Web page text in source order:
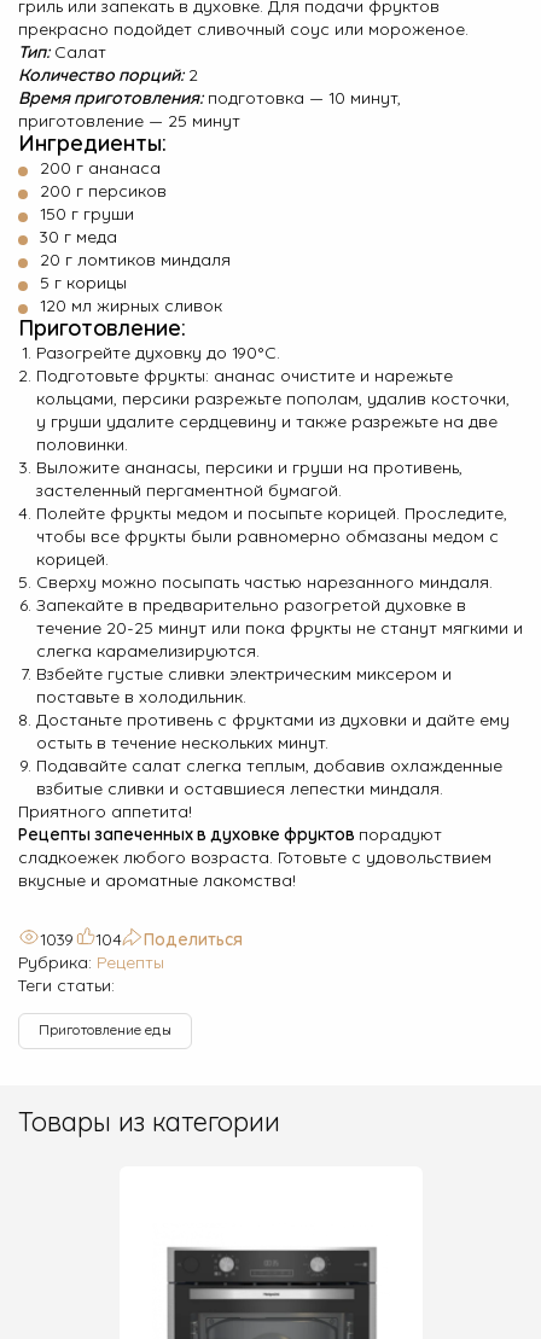
Журнал
Сервис
8 800 3333 887
прекрасно подойдет сливочный соус или мороженое.
Тип:Салат
Количество порций:2
Время приготовления:подготовка — 10 минут,
приготовление — 25 минут
Ингредиенты:
200 г ананаса
200 г персиков
150 г груши
30 г меда
20 г ломтиков миндаля
5 г корицы
120 мл жирных сливок
Приготовление:
Разогрейте духовку до 190°С.
Подготовьте фрукты: ананас очистите и нарежьте
кольцами, персики разрежьте пополам, удалив косточки,
у груши удалите сердцевину и также разрежьте на две
половинки.
Выложите ананасы, персики и груши на противень,
застеленный пергаментной бумагой.
Полейте фрукты медом и посыпьте корицей. Проследите,
чтобы все фрукты были равномерно обмазаны медом с
корицей.
Сверху можно посыпать частью нарезанного миндаля.
Запекайте в предварительно разогретой духовке в
течение 20-25 минут или пока фрукты не станут мягкими и
слегка карамелизируются.
Взбейте густые сливки электрическим миксером и
поставьте в холодильник.
Достаньте противень с фруктами из духовки и дайте ему
остыть в течение нескольких минут.
Подавайте салат слегка теплым, добавив охлажденные
взбитые сливки и оставшиеся лепестки миндаля.
Приятного аппетита!
Рецепты запеченных в духовке фруктов порадуют
сладкоежек любого возраста. Готовьте с удовольствием
вкусные и ароматные лакомства!
1039 104
Поделиться
Рубрика: Рецепты
Теги статьи:
Приготовление еды
Товары из категории